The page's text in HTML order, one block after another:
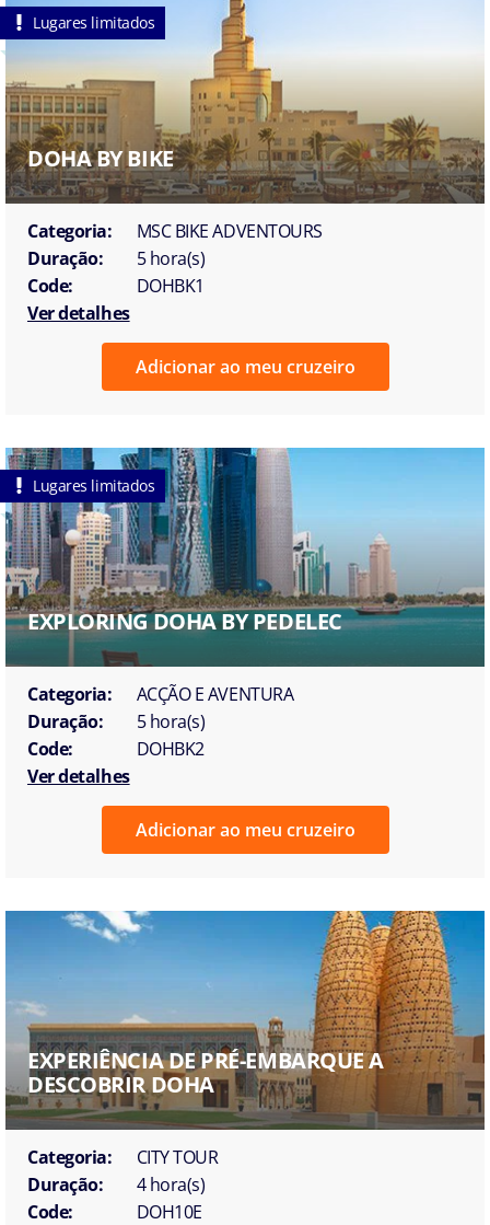
Lugares limitados
DOHA BY BIKE
Categoria:
MSC BIKE ADVENTOURS
Duração:
5 hora(s)
Code:
DOHBK1
Ver detalhes
Adicionar ao meu cruzeiro
Lugares limitados
EXPLORING DOHA BY PEDELEC
Categoria:
ACÇÃO E AVENTURA
Duração:
5 hora(s)
Code:
DOHBK2
Ver detalhes
Adicionar ao meu cruzeiro
EXPERIÊNCIA DE PRÉ-EMBARQUE A
DESCOBRIR DOHA
Categoria:
CITY TOUR
Duração:
4 hora(s)
Code:
DOH10E